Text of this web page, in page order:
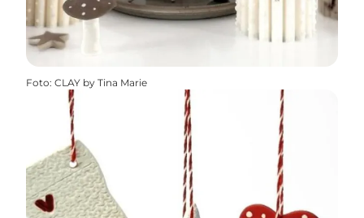
Foto: CLAY by Tina Marie